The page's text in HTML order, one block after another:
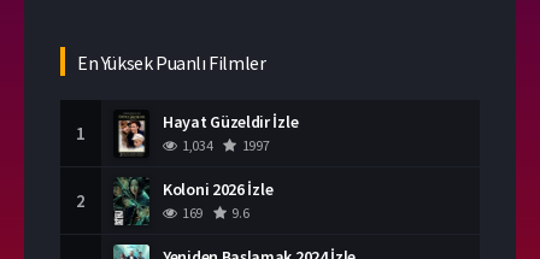
En Yüksek Puanlı Filmler
1 Hayat Güzeldir İzle
1,034 1997
2 Koloni 2026 İzle
169 9.6